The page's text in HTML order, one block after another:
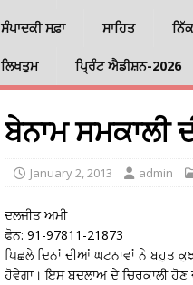
ਸੰਪਾਦਕੀ ਸਫ਼ਾ ਸਾਹਿਤ
ਲਿਖਤੁਮ ਪ੍ਰਿੰਟ ਐਡੀਸ਼ਨ-2026
ਬੇਨਾਮ ਸਮਕਾਲੀ
January 2, 2013 admin
ਦਲਜੀਤ ਅਮੀ
ਫੋਨ: 91-97811-21873
ਪਿਛਲੇ ਦਿਨਾਂ ਦੀਆਂ ਘਟਨਾਵਾਂ ਨੇ ਬਹੁਤ
ਹੋਵੇਗਾ। ਇਸ ਬਦਲਾਅ ਦੇ ਚਿਰਕਾਲੀ ਹੋਣ